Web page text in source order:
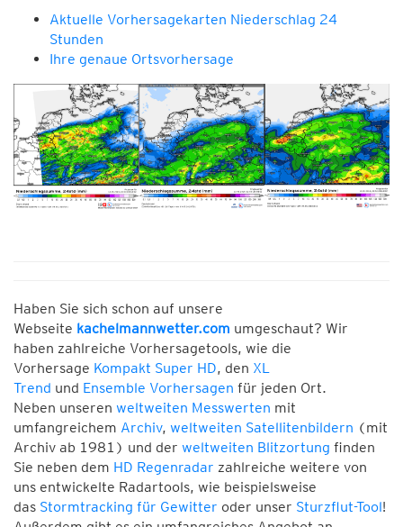
Aktuelle Vorhersagekarten Niederschlag 24
Stunden
Ihre genaue Ortsvorhersage
Haben Sie sich schon auf unsere
Webseite kachelmannwetter.com umgeschaut? Wir
haben zahlreiche Vorhersagetools, wie die
Vorhersage Kompakt Super HD, den XL
Trend und Ensemble Vorhersagen für jeden Ort.
Neben unseren weltweiten Messwerten mit
umfangreichem Archiv, weltweiten Satellitenbildern (mit
Archiv ab 1981) und der weltweiten Blitzortung finden
Sie neben dem HD Regenradar zahlreiche weitere von
uns entwickelte Radartools, wie beispielsweise
das Stormtracking für Gewitter oder unser Sturzflut-Tool!